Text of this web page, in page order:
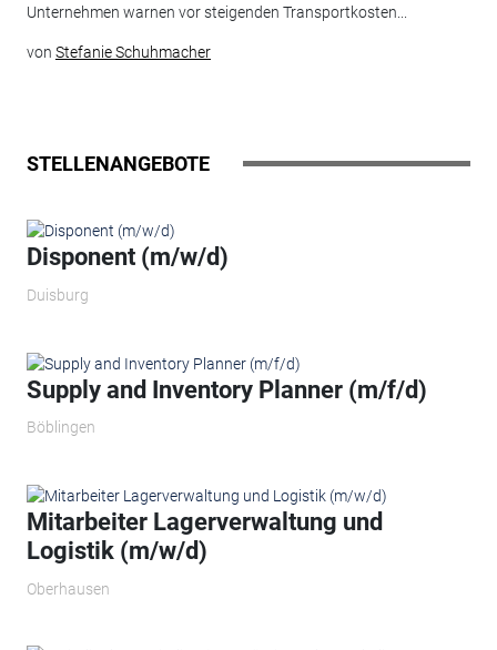
Unternehmen warnen vor steigenden Transportkosten...
von Stefanie Schuhmacher
STELLENANGEBOTE
Disponent (m/w/d)
Duisburg
Supply and Inventory Planner (m/f/d)
Böblingen
Mitarbeiter Lagerverwaltung und
Logistik (m/w/d)
Oberhausen